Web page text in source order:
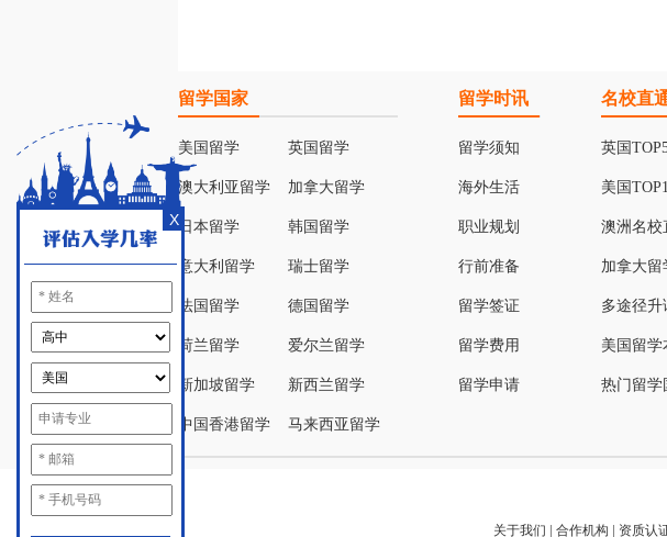
X
留学国家
美国留学 英国留学
澳大利亚留学 加拿大留学
日本留学 韩国留学
意大利留学 瑞士留学
法国留学 德国留学
荷兰留学 爱尔兰留学
新加坡留学 新西兰留学
中国香港留学 马来西亚留学
留学时讯
留学须知
海外生活
职业规划
行前准备
留学签证
留学费用
留学申请
名校直
英国
美国
澳洲名校
加拿大留
多途径升
美国留学
热门留学
关于我们 | 合作机构 | 资质认